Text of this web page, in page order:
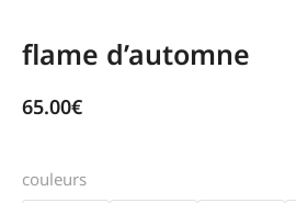
flame d’automne
65.00€
couleurs